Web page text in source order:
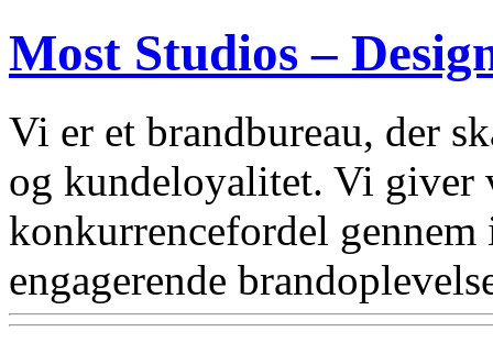
Most Studios –
Vi er et brandbureau, der
og kundeloyalitet. Vi giver
konkurrencefordel
engagerende